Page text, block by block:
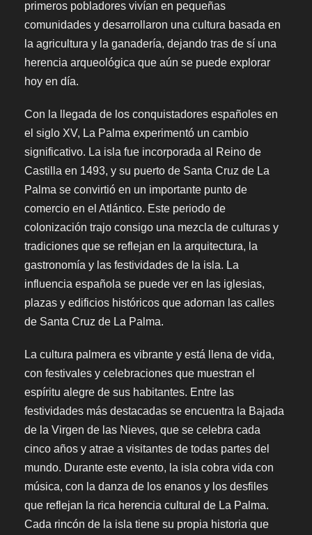
primeros pobladores vivían en pequeñas
comunidades y desarrollaron una cultura basada en
la agricultura y la ganadería, dejando tras de sí una
herencia arqueológica que aún se puede explorar
hoy en día.
Con la llegada de los conquistadores españoles en
el siglo XV, La Palma experimentó un cambio
significativo. La isla fue incorporada al Reino de
Castilla en 1493, y su puerto de Santa Cruz de La
Palma se convirtió en un importante punto de
comercio en el Atlántico. Este periodo de
colonización trajo consigo una mezcla de culturas y
tradiciones que se reflejan en la arquitectura, la
gastronomía y las festividades de la isla. La
influencia española se puede ver en las iglesias,
plazas y edificios históricos que adornan las calles
de Santa Cruz de La Palma.
La cultura palmera es vibrante y está llena de vida,
con festivales y celebraciones que muestran el
espíritu alegre de sus habitantes. Entre las
festividades más destacadas se encuentra la Bajada
de la Virgen de las Nieves, que se celebra cada
cinco años y atrae a visitantes de todas partes del
mundo. Durante este evento, la isla cobra vida con
música, con la danza de los enanos y los desfiles
que reflejan la rica herencia cultural de La Palma.
Cada rincón de la isla tiene su propia historia que